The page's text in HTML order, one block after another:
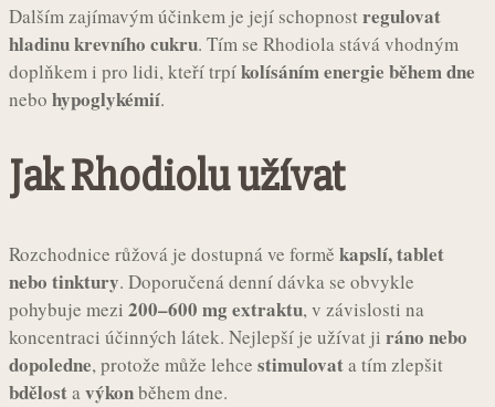
Dalším zajímavým účinkem je její schopnostregulovat
hladinu krevního cukru. Tím se Rhodiola stává vhodným
doplňkem i pro lidi, kteří trpíkolísáním energie během dne
nebo hypoglykémií.
Jak Rhodiolu užívat
Rozchodnice růžová je dostupná ve formě kapslí, tablet
nebo tinktury. Doporučená denní dávka se obvykle
pohybuje mezi 200–600 mg extraktu, v závislosti na
koncentraci účinných látek. Nejlepší je užívat ji ráno nebo
dopoledne, protože může lehce stimulovata tím zlepšit
bdělostavýkonběhem dne.